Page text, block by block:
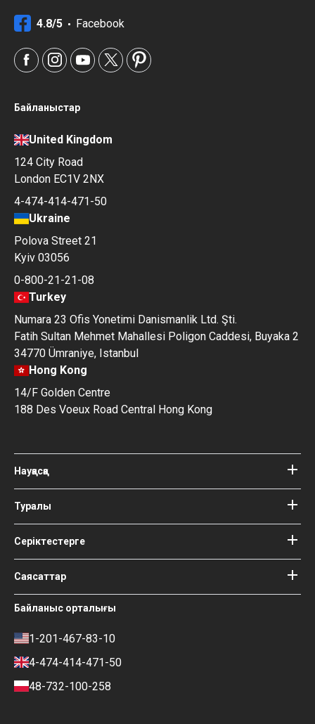
4.8/5 Facebook
Байланыстар
United Kingdom
124 City Road
London EC1V 2NX
4-474-414-471-50
Ukraine
Polova Street 21
Kyiv 03056
0-800-21-21-08
Turkey
Numara 23 Ofis Yonetimi Danismanlik Ltd. Şti.
Fatih Sultan Mehmet Mahallesi Poligon Caddesi, Buyaka 2
34770 Ümraniye, Istanbul
Hong Kong
14/F Golden Centre
188 Des Voeux Road Central Hong Kong
Науқасқа
Клиникалар
Дәрігерлер
Блог
Гайдтар
Сіздің кепілдіктеріңіз
Туралы
Bookimed туралы
Бұл қалай жұмыс істейді
Біздің дәрігерлер мен авторлар
Bookimed медициналық
кеңесшілері
Қоғамдық әсер және БАҚ-тағы
Мансап
Байланыстар
Серіктестерге
Клиника қосу
Серіктес ретінде кіру
Саясаттар
Пайдалану шарттары
Құпиялылық саясаты
Пікірлер саясаты
Төлем және депозит енгізу
шарттары
Байланыс орталығы
1-201-467-83-10
4-474-414-471-50
48-732-100-258